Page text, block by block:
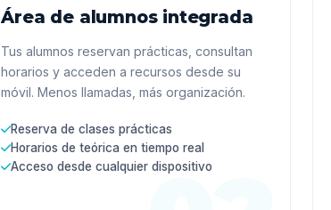
Área de alumnos integrada
Tus alumnos reservan prácticas, consultan
horarios y acceden a recursos desde su
móvil. Menos llamadas, más organización.
Reserva de clases prácticas
Horarios de teórica en tiempo real
Acceso desde cualquier dispositivo